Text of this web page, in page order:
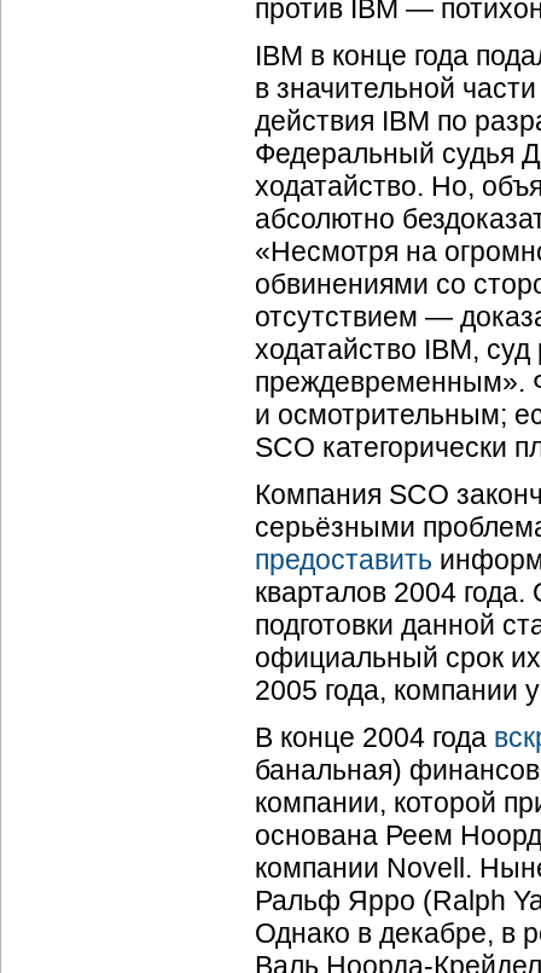
против IBM —
IBM в конце года
в значительной
действия IBM по
Федеральный судья
ходатайство. Но,
абсолютно
«Несмотря на
обвинениями со
отсутствием —
ходатайство IBM,
преждевременным».
и осмотрительным;
SCO категорически
Компания SCO
серьёзными
предоставить
кварталов 2004
подготовки данной
официальный срок
2005 года, компании
В конце 2004 года
банальная)
компании, которой
основана Реем
компании Novell.
Ральф Ярро (Ralph
Однако в декабре, в
Валь Ноорда-